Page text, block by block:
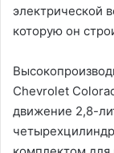
электрической
которую он
Chevrolet
движение 2,8-